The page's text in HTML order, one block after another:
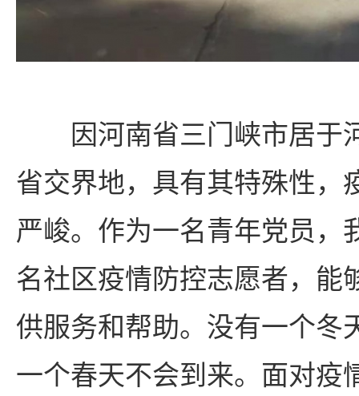
因河南省三门峡市居于
省交界地，具有其特殊性，
严峻。作为一名青年党员，
名社区疫情防控志愿者，能
供服务和帮助。没有一个冬
一个春天不会到来。面对疫